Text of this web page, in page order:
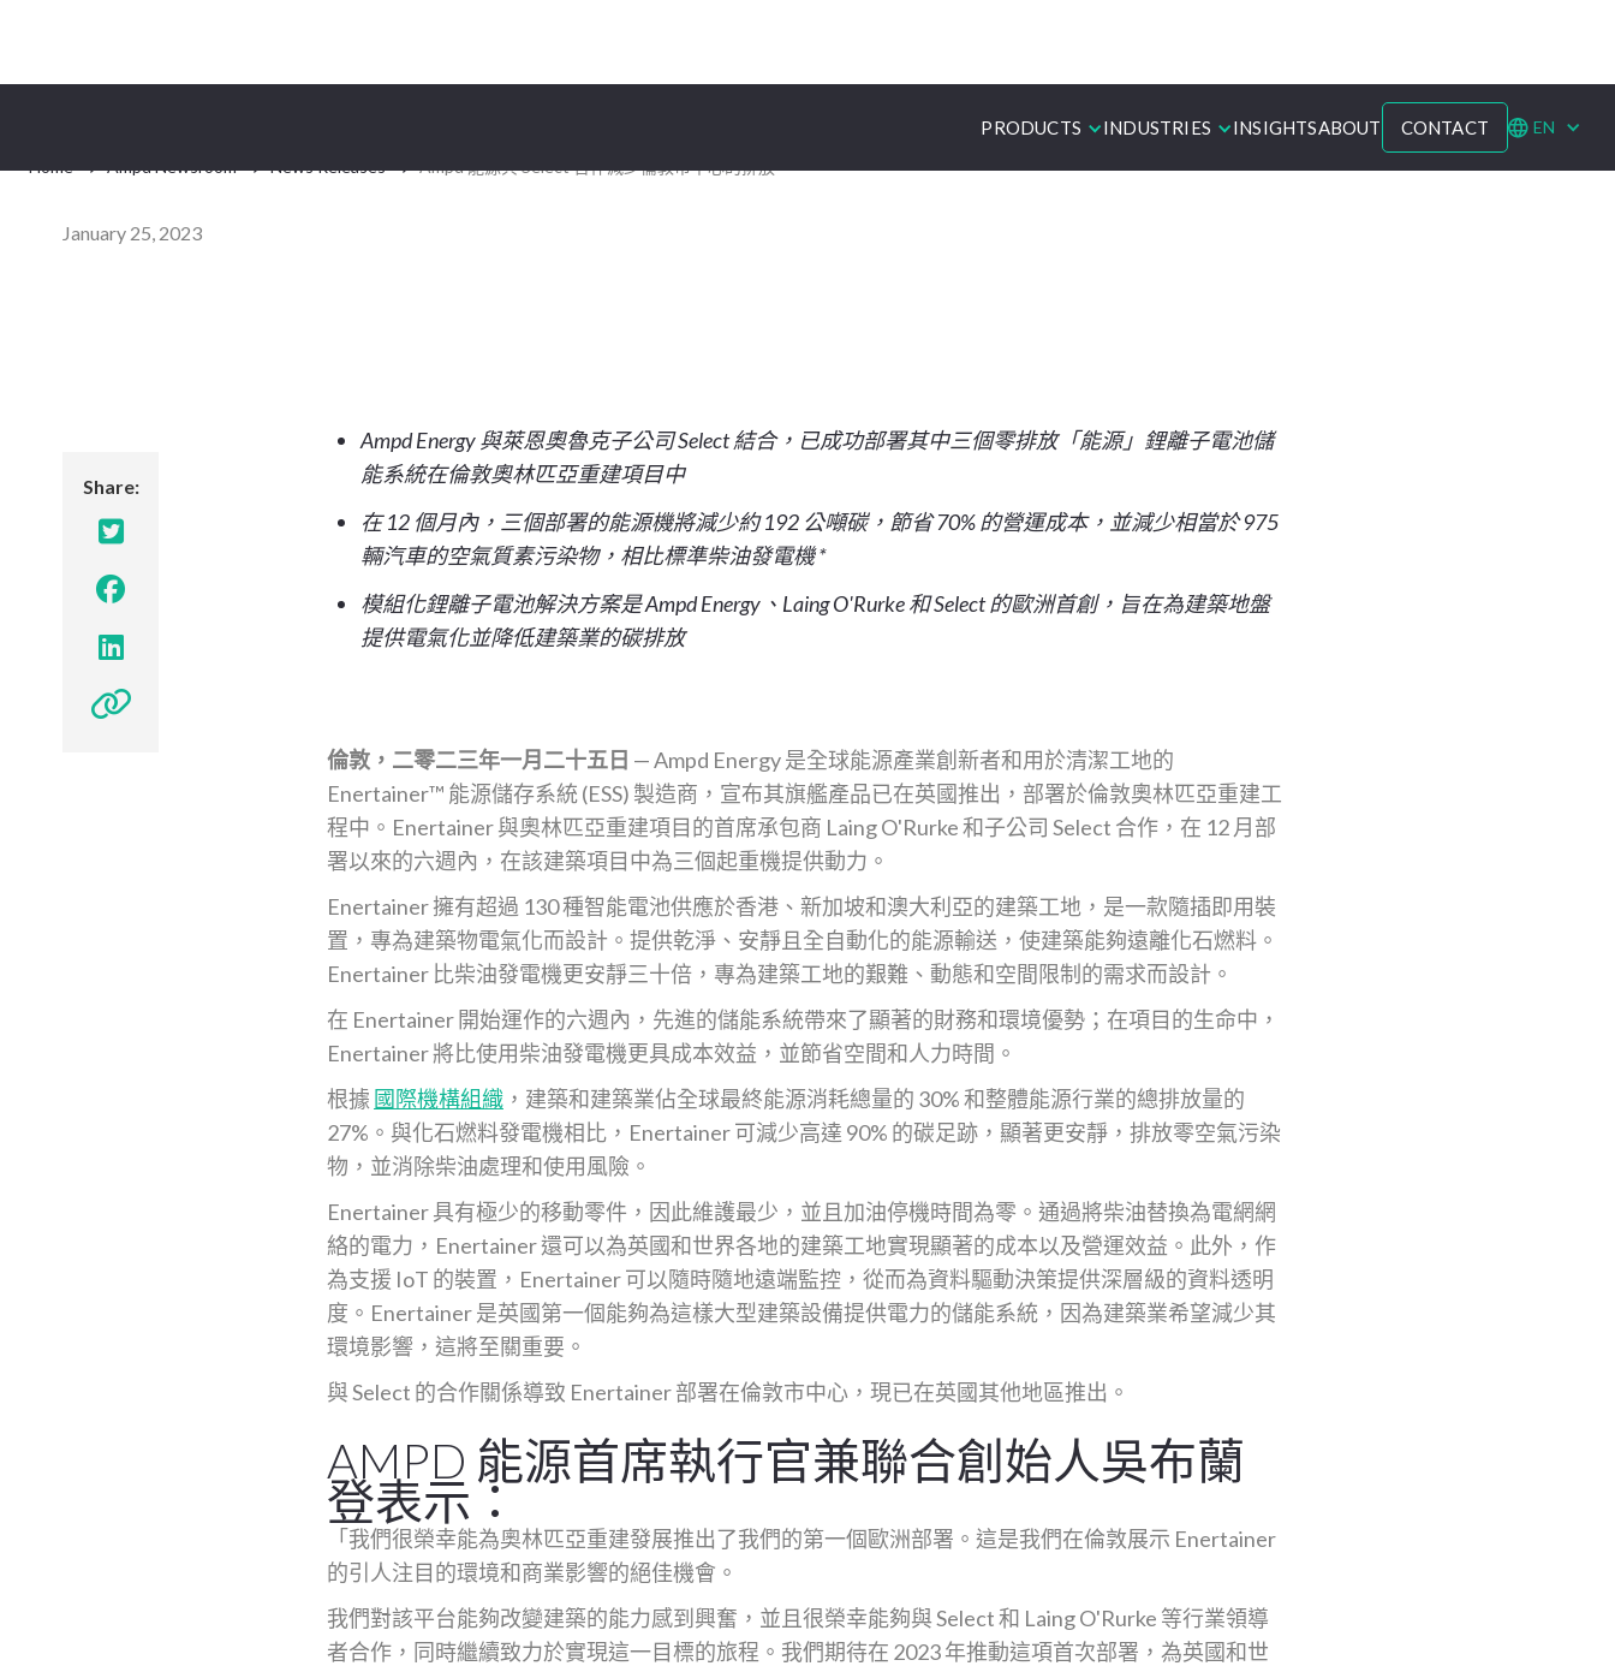
PRODUCTS INDUSTRIES INSIGHTSABOUT CONTACT EN
Home  Ampd Newsroom  News Releases  Ampd 能源與 Select 合作減少倫敦市中心的排放
January 25, 2023
Share:




Ampd Energy 與萊恩奧魯克子公司 Select 結合，已成功部署其中三個零排放「能源」鋰離子電池儲
能系統在倫敦奧林匹亞重建項目中
在 12 個月內，三個部署的能源機將減少約 192 公噸碳，節省 70% 的營運成本，並減少相當於 975
輛汽車的空氣質素污染物，相比標準柴油發電機 *
模組化鋰離子電池解決方案是 Ampd Energy、Laing O'Rurke 和 Select 的歐洲首創，旨在為建築地盤
提供電氣化並降低建築業的碳排放
倫敦，二零二三年一月二十五日 — Ampd Energy 是全球能源產業創新者和用於清潔工地的
Enertainer™ 能源儲存系統 (ESS) 製造商，宣布其旗艦產品已在英國推出，部署於倫敦奧林匹亞重建工
程中。Enertainer 與奧林匹亞重建項目的首席承包商 Laing O'Rurke 和子公司 Select 合作，在 12 月部
署以來的六週內，在該建築項目中為三個起重機提供動力。
Enertainer 擁有超過 130 種智能電池供應於香港、新加坡和澳大利亞的建築工地，是一款隨插即用裝
置，專為建築物電氣化而設計。提供乾淨、安靜且全自動化的能源輸送，使建築能夠遠離化石燃料。
Enertainer 比柴油發電機更安靜三十倍，專為建築工地的艱難、動態和空間限制的需求而設計。
在 Enertainer 開始運作的六週內，先進的儲能系統帶來了顯著的財務和環境優勢；在項目的生命中，
Enertainer 將比使用柴油發電機更具成本效益，並節省空間和人力時間。
根據 國際機構組織 ，建築和建築業佔全球最終能源消耗總量的 30% 和整體能源行業的總排放量的
27%。與化石燃料發電機相比，Enertainer 可減少高達 90% 的碳足跡，顯著更安靜，排放零空氣污染
物，並消除柴油處理和使用風險。
Enertainer 具有極少的移動零件，因此維護最少，並且加油停機時間為零。通過將柴油替換為電網網
絡的電力，Enertainer 還可以為英國和世界各地的建築工地實現顯著的成本以及營運效益。此外，作
為支援 IoT 的裝置，Enertainer 可以隨時隨地遠端監控，從而為資料驅動決策提供深層級的資料透明
度。Enertainer 是英國第一個能夠為這樣大型建築設備提供電力的儲能系統，因為建築業希望減少其
環境影響，這將至關重要。
與 Select 的合作關係導致 Enertainer 部署在倫敦市中心，現已在英國其他地區推出。
AMPD 能源首席執行官兼聯合創始人吳布蘭
登表示：
「我們很榮幸能為奧林匹亞重建發展推出了我們的第一個歐洲部署。這是我們在倫敦展示 Enertainer
的引人注目的環境和商業影響的絕佳機會。
我們對該平台能夠改變建築的能力感到興奮，並且很榮幸能夠與 Select 和 Laing O'Rurke 等行業領導
者合作，同時繼續致力於實現這一目標的旅程。我們期待在 2023 年推動這項首次部署，為英國和世